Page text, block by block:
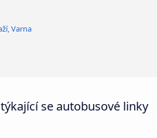
Varna
se autobusové linky